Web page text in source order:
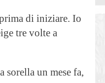
di iniziare. Io
tre volte a
sorella un mese fa,